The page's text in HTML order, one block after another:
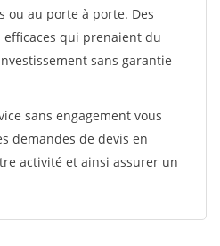
ou au porte à porte. Des
qui prenaient du
sans garantie
sans engagement vous
demandes de devis en
activité et ainsi assurer un